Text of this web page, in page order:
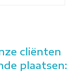
cliënten
plaatsen: